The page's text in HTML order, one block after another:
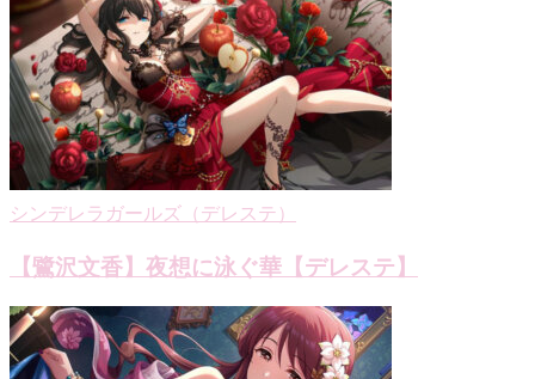
ー
シ
ョ
ン
シンデレラガールズ（デレステ）
【鷺沢文香】夜想に泳ぐ華【デレステ】